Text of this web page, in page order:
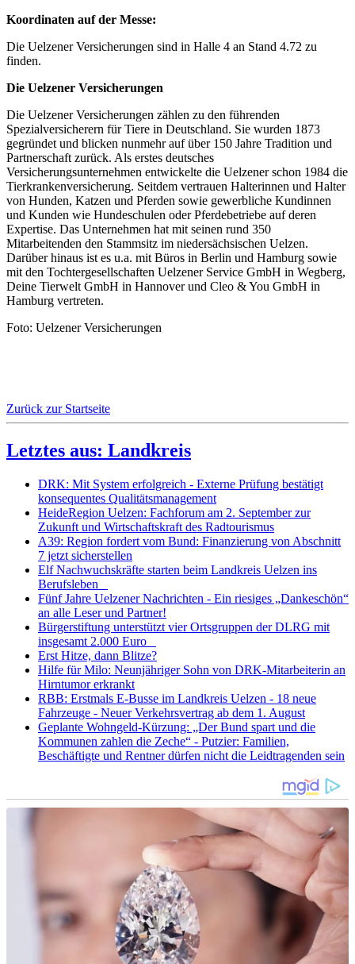
Koordinaten auf der Messe:
Die Uelzener Versicherungen sind in Halle 4 an Stand 4.72 zu
finden.
Die Uelzener Versicherungen
Die Uelzener Versicherungen zählen zu den führenden
Spezialversicherern für Tiere in Deutschland. Sie wurden 1873
gegründet und blicken nunmehr auf über 150 Jahre Tradition und
Partnerschaft zurück. Als erstes deutsches
Versicherungsunternehmen entwickelte die Uelzener schon 1984 die
Tierkrankenversicherung. Seitdem vertrauen Halterinnen und Halter
von Hunden, Katzen und Pferden sowie gewerbliche Kundinnen
und Kunden wie Hundeschulen oder Pferdebetriebe auf deren
Expertise. Das Unternehmen hat mit seinen rund 350
Mitarbeitenden den Stammsitz im niedersächsischen Uelzen.
Darüber hinaus ist es u.a. mit Büros in Berlin und Hamburg sowie
mit den Tochtergesellschaften Uelzener Service GmbH in Wegberg,
Deine Tierwelt GmbH in Hannover und Cleo & You GmbH in
Hamburg vertreten.
Foto: Uelzener Versicherungen
Zurück zur Startseite
Letztes aus: Landkreis
DRK: Mit System erfolgreich - Externe Prüfung bestätigt
konsequentes Qualitätsmanagement
HeideRegion Uelzen: Fachforum am 2. September zur
Zukunft und Wirtschaftskraft des Radtourismus
A39: Region fordert vom Bund: Finanzierung von Abschnitt
7 jetzt sicherstellen
Elf Nachwuchskräfte starten beim Landkreis Uelzen ins
Berufsleben
Fünf Jahre Uelzener Nachrichten - Ein riesiges „Dankeschön“
an alle Leser und Partner!
Bürgerstiftung unterstützt vier Ortsgruppen der DLRG mit
insgesamt 2.000 Euro
Erst Hitze, dann Blitze?
Hilfe für Milo: Neunjähriger Sohn von DRK-Mitarbeiterin an
Hirntumor erkrankt
RBB: Erstmals E-Busse im Landkreis Uelzen - 18 neue
Fahrzeuge - Neuer Verkehrsvertrag ab dem 1. August
Geplante Wohngeld-Kürzung: „Der Bund spart und die
Kommunen zahlen die Zeche“ - Putzier: Familien,
Beschäftigte und Rentner dürfen nicht die Leidtragenden sein